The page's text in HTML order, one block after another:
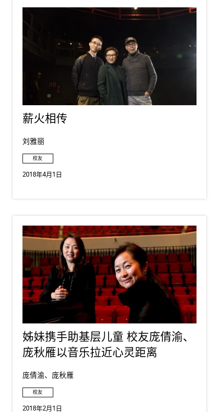
薪火相传
刘雅丽
校友
2018年4月1日
姊妹携手助基层儿童 校友庞倩渝、
庞秋雁以音乐拉近心灵距离
庞倩渝、庞秋雁
校友
2018年2月1日